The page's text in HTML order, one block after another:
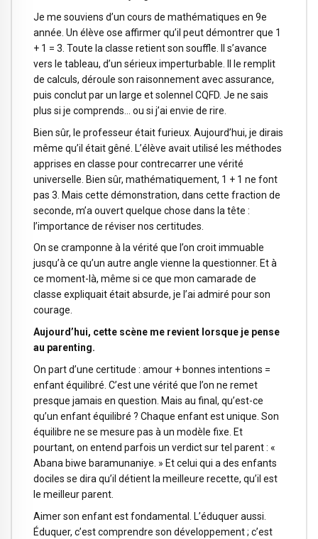
Je me souviens d’un cours de mathématiques en 9e
année. Un élève ose affirmer qu’il peut démontrer que 1
+ 1 = 3. Toute la classe retient son souffle. Il s’avance
vers le tableau, d’un sérieux imperturbable. Il le remplit
de calculs, déroule son raisonnement avec assurance,
puis conclut par un large et solennel CQFD. Je ne sais
plus si je comprends… ou si j’ai envie de rire.
Bien sûr, le professeur était furieux. Aujourd’hui, je dirais
même qu’il était gêné. L’élève avait utilisé les méthodes
apprises en classe pour contrecarrer une vérité
universelle. Bien sûr, mathématiquement, 1 + 1 ne font
pas 3. Mais cette démonstration, dans cette fraction de
seconde, m’a ouvert quelque chose dans la tête :
l’importance de réviser nos certitudes.
On se cramponne à la vérité que l’on croit immuable
jusqu’à ce qu’un autre angle vienne la questionner. Et à
ce moment-là, même si ce que mon camarade de
classe expliquait était absurde, je l’ai admiré pour son
courage.
Aujourd’hui, cette scène me revient lorsque je pense
au parenting.
On part d’une certitude : amour + bonnes intentions =
enfant équilibré. C’est une vérité que l’on ne remet
presque jamais en question. Mais au final, qu’est-ce
qu’un enfant équilibré ? Chaque enfant est unique. Son
équilibre ne se mesure pas à un modèle fixe. Et
pourtant, on entend parfois un verdict sur tel parent : «
Abana biwe baramunaniye. » Et celui qui a des enfants
dociles se dira qu’il détient la meilleure recette, qu’il est
le meilleur parent.
Aimer son enfant est fondamental. L’éduquer aussi.
Éduquer, c’est comprendre son développement ; c’est